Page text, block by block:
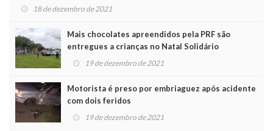
18 de dezembro de 2021
Mais chocolates apreendidos pela PRF são
entregues a crianças no Natal Solidário
19 de dezembro de 2021
Motorista é preso por embriaguez após acidente
com dois feridos
19 de dezembro de 2021